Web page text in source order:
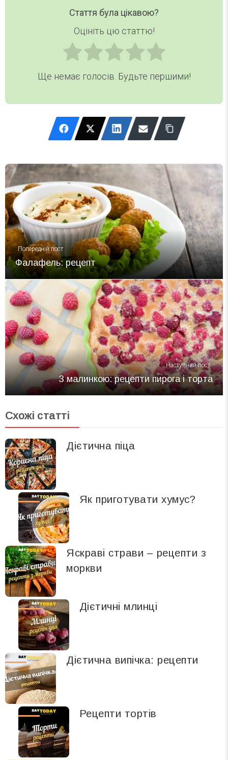
Стаття була цікавою?
Оцініть цю статтю!
Ще немає голосів. Будьте першими!
Попередній пост
Фалафель: рецепт
Наступний пост
З малинкою: рецепти пирога і торта
Схожі статті
Дієтична піца
Як приготувати хумус?
Яскраві страви – рецепти з
моркви
Дієтичні млинці
Дієтична випічка: рецепти
Рецепти тортів